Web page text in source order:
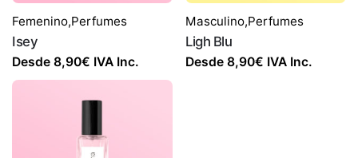
Femenino,Perfumes
Isey
Desde 8,90€ IVA Inc.
Masculino,Perfumes
Ligh Blu
Desde 8,90€ IVA Inc.